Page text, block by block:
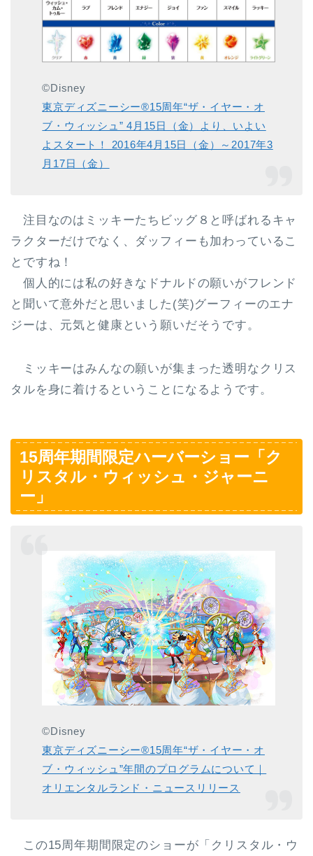
©Disney
東京ディズニーシー®15周年“ザ・イヤー・オ
ブ・ウィッシュ” 4月15日（金）より、いよい
よスタート！ 2016年4月15日（金）～2017年3
月17日（金）
注目なのはミッキーたちビッグ８と呼ばれるキャ
ラクターだけでなく、ダッフィーも加わっているこ
とですね！
個人的には私の好きなドナルドの願いがフレンド
と聞いて意外だと思いました(笑)グーフィーのエナ
ジーは、元気と健康という願いだそうです。
ミッキーはみんなの願いが集まった透明なクリス
タルを身に着けるということになるようです。
15周年期間限定ハーバーショー「ク
リスタル・ウィッシュ・ジャーニ
ー」
©Disney
東京ディズニーシー®15周年“ザ・イヤー・オ
ブ・ウィッシュ”年間のプログラムについて｜
オリエンタルランド・ニュースリリース
この15周年期間限定のショーが「クリスタル・ウ